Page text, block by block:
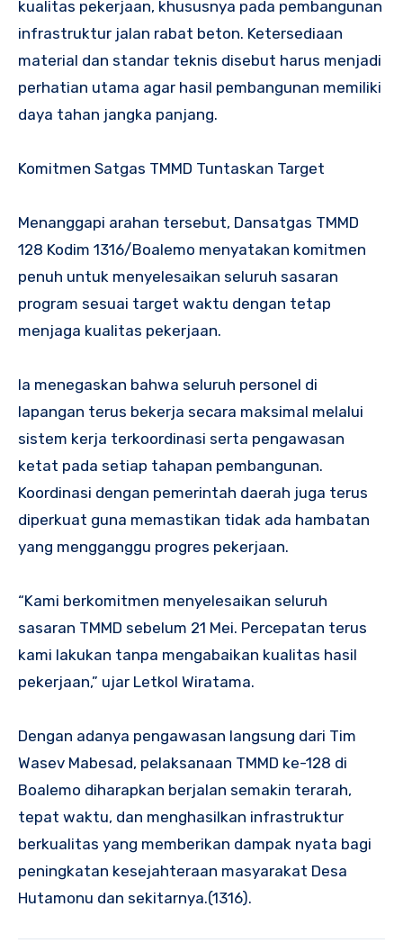
kualitas pekerjaan, khususnya pada pembangunan
infrastruktur jalan rabat beton. Ketersediaan
material dan standar teknis disebut harus menjadi
perhatian utama agar hasil pembangunan memiliki
daya tahan jangka panjang.
Komitmen Satgas TMMD Tuntaskan Target
Menanggapi arahan tersebut, Dansatgas TMMD
128 Kodim 1316/Boalemo menyatakan komitmen
penuh untuk menyelesaikan seluruh sasaran
program sesuai target waktu dengan tetap
menjaga kualitas pekerjaan.
Ia menegaskan bahwa seluruh personel di
lapangan terus bekerja secara maksimal melalui
sistem kerja terkoordinasi serta pengawasan
ketat pada setiap tahapan pembangunan.
Koordinasi dengan pemerintah daerah juga terus
diperkuat guna memastikan tidak ada hambatan
yang mengganggu progres pekerjaan.
“Kami berkomitmen menyelesaikan seluruh
sasaran TMMD sebelum 21 Mei. Percepatan terus
kami lakukan tanpa mengabaikan kualitas hasil
pekerjaan,” ujar Letkol Wiratama.
Dengan adanya pengawasan langsung dari Tim
Wasev Mabesad, pelaksanaan TMMD ke-128 di
Boalemo diharapkan berjalan semakin terarah,
tepat waktu, dan menghasilkan infrastruktur
berkualitas yang memberikan dampak nyata bagi
peningkatan kesejahteraan masyarakat Desa
Hutamonu dan sekitarnya.(1316).